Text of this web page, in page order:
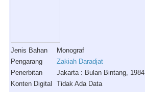
Jenis Bahan
Monograf
Pengarang
Zakiah Daradjat
Penerbitan
Jakarta : Bulan Bintang, 1984
Konten Digital
Tidak Ada Data